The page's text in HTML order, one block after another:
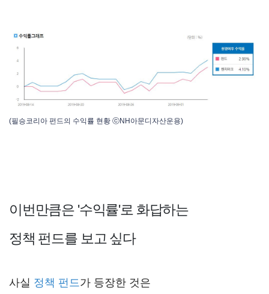
(필승코리아 펀드의 수익률 현황 ⓒNH아문디자산운용)
이번만큼은 '수익률'로 화답하는
정책 펀드를 보고 싶다
사실 정책 펀드 가 등장한 것은